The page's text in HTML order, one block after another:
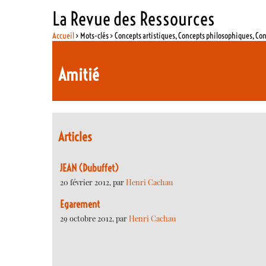
La Revue des Ressources
Accueil> Mots-clés > Concepts artistiques, Concepts philosophiques,
Amitié
Articles
JEAN (Dubuffet)
20 février 2012, parHenri Cachau
Egarement
29 octobre 2012, parHenri Cachau